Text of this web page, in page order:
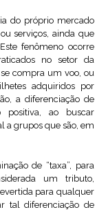
do próprio mercado
serviços, ainda que
fenômeno ocorre
no setor da
compra um voo, ou
adquiridos por
a diferenciação de
positiva, ao buscar
a grupos que são, em
de “taxa”, para
um tributo,
para qualquer
tal diferenciação de